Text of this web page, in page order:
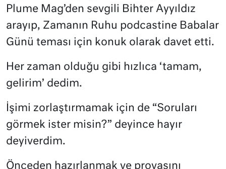
Plume Mag’den sevgili Bihter Ayyıldız
arayıp, Zamanın Ruhu podcastine Babalar
Günü teması için konuk olarak davet etti.
Her zaman olduğu gibi hızlıca ‘tamam,
gelirim’ dedim.
İşimi zorlaştırmamak için de “Soruları
görmek ister misin?” deyince hayır
deyiverdim.
Önceden hazırlanmak ve provasını